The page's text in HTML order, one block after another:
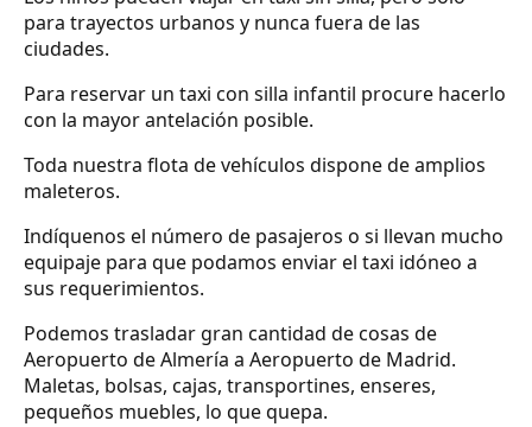
para trayectos urbanos y nunca fuera de las
ciudades.
Para reservar un taxi con silla infantil procure hacerlo
con la mayor antelación posible.
Toda nuestra flota de vehículos dispone de amplios
maleteros.
Indíquenos el número de pasajeros o si llevan mucho
equipaje para que podamos enviar el taxi idóneo a
sus requerimientos.
Podemos trasladar gran cantidad de cosas de
Aeropuerto de Almería a Aeropuerto de Madrid.
Maletas, bolsas, cajas, transportines, enseres,
pequeños muebles, lo que quepa.